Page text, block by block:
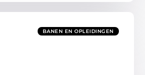
BANEN EN OPLEIDINGEN